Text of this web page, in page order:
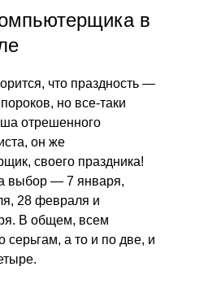
в
что праздность —
но все-таки
отрешенного
он же
своего праздника!
выбор — 7 января,
28 февраля и
В общем, всем
серьгам, а то и по две, и